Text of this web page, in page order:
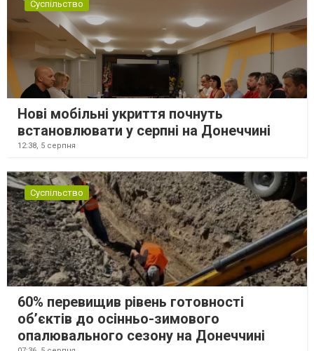
Суспільство
Нові мобільні укриття почнуть
встановлювати у серпні на Донеччині
12:38, 5 серпня
Суспільство
60% перевищив рівень готовності
об’єктів до осінньо-зимового
опалювального сезону на Донеччині